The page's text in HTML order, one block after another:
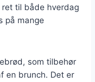
til både hverdag
på mange
som tilbehør
en brunch. Det er